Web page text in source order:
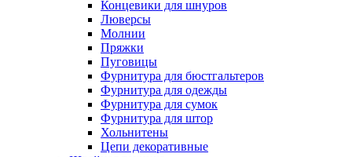
Концевики для шнуров
Люверсы
Молнии
Пряжки
Пуговицы
Фурнитура для бюстгальтеров
Фурнитура для одежды
Фурнитура для сумок
Фурнитура для штор
Хольнитены
Цепи декоративные